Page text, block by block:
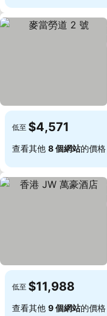
低至 $4,571
查看其他 8 個網站的價格
低至 $11,988
查看其他 9 個網站的價格